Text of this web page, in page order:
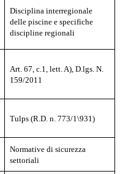
Disciplina interregionale
delle piscine e specifiche
discipline regionali
Art. 67, c.1, lett. A), D.lgs. N.
159/2011
Tulps (R.D. n. 773/1\931)
Normative di sicurezza
settoriali